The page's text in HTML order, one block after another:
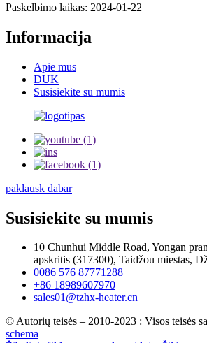
Paskelbimo laikas: 2024-01-22
Informacija
Apie mus
DUK
Susisiekite su mumis
paklausk dabar
Susisiekite su mumis
10 Chunhui Middle Road, Yongan
apskritis (317300), Taidžou miestas,
0086 576 87771288
+86 18989607970
sales01@tzhx-heater.cn
© Autorių teisės – 2010-2023 : Visos teisės
schema